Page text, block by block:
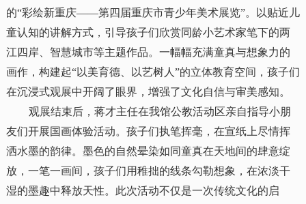
的“彩绘新重庆——第四届重庆市青少年美术展览”。以贴近儿
童认知的讲解方式，引导孩子们欣赏同龄小艺术家笔下的两
江四岸、智慧城市等主题作品。一幅幅充满童真与想象力的
画作，构建起“以美育德、以艺树人”的立体教育空间，孩子们
在沉浸式观展中开阔了眼界，增强了文化自信与审美感知。
观展结束后，蒋才主任在我馆公教活动区亲自指导小朋
友们开展国画体验活动。孩子们执笔挥毫，在宣纸上尽情挥
洒水墨的韵律。墨色的自然晕染如同童真在天地间的肆意绽
放，一笔一画间，孩子们用稚拙的线条勾勒想象，在浓淡干
湿的墨趣中释放天性。此次活动不仅是一次传统文化的启